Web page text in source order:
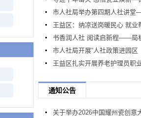
市人社局举办第四期人社讲堂
王益区：纳凉送岗暖民心 就业
书香润人社 阅读启新程——局
市人社局开展“人社政策进园
王益区扎实开展养老护理员职
通知公告
关于举办2026中国耀州瓷创意